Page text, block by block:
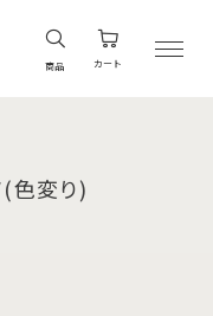
商品 カート
色変り)